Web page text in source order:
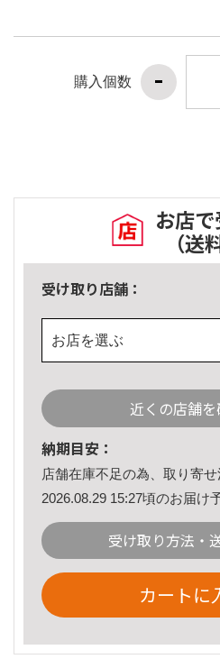
購入個数
お店
（送
受け取り店舗：
お店を選ぶ
近くの店舗
納期目安：
店舗在庫不足の為、取り寄せ
2026.08.29 15:27頃のお届け
受け取り方法・
カートに